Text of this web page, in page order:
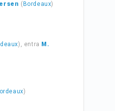
( Bordeaux)
), entra M.
)